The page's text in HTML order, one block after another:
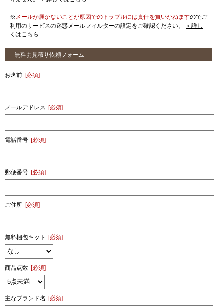
※ メールが届かないことが原因でのトラブルには責任を負いかねますのでご
利用のサービスの迷惑メールフィルターの設定をご確認ください。
＞詳し
くはこちら
無料お見積り依頼フォーム
お名前 [必須]
メールアドレス [必須]
電話番号 [必須]
郵便番号 [必須]
ご住所 [必須]
無料梱包キット [必須]
商品点数 [必須]
主なブランド名 [必須]